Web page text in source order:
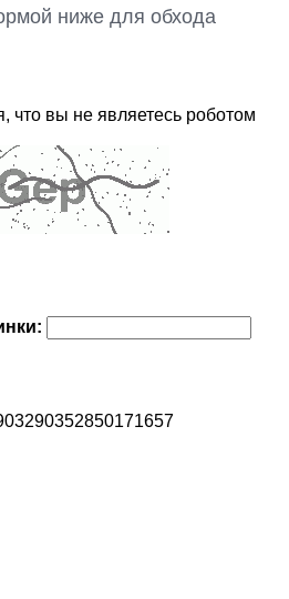
ниже для обхода
что вы не являетесь роботом